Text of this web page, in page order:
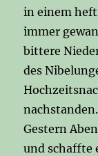
in einem
immer
bittere
des
nachstanden.
Gestern
und schaffte